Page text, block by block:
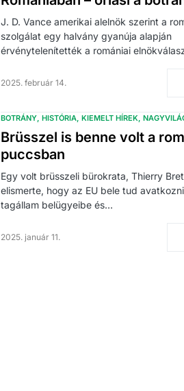
J. D. Vance amerikai alelnök szerint a
szolgálat egy halvány gyanúja alapján
érvénytelenítették a romániai
2025. február 14.
BOTRÁNY HISTÓRIA KIEMELT HÍREK
Brüsszel is benne volt a
puccsban
Egy volt brüsszeli bürokrata, Thierry
elismerte, hogy az EU bele tud
tagállam belügyeibe és…
2025. január 11.